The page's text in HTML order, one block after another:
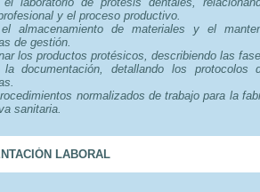
y el proceso productivo.
el almacenamiento de materiales y el
de gestión.
los productos protésicos, describiendo las
la documentación, detallando los protocolos
normalizados de trabajo para la
sanitaria.
LABORAL